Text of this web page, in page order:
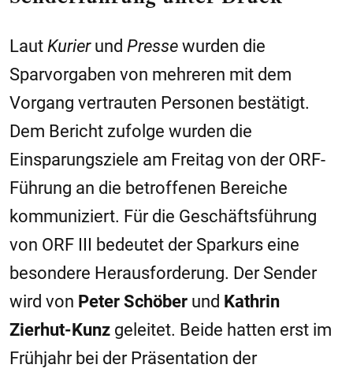
Laut Kurierund Presse wurden die
Sparvorgaben von mehreren mit dem
Vorgang vertrauten Personen bestätigt.
Dem Bericht zufolge wurden die
Einsparungsziele am Freitag von der ORF-
Führung an die betroffenen Bereiche
kommuniziert. Für die Geschäftsführung
von ORF III bedeutet der Sparkurs eine
besondere Herausforderung. Der Sender
wird von Peter Schöber und Kathrin
Zierhut-Kunz geleitet. Beide hatten erst im
Frühjahr bei der Präsentation der